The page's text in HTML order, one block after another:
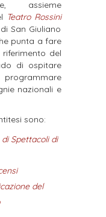
assieme
Teatro Rossini
San Giuliano
punta a fare
del
di ospitare
nazionali e
sono:
Spettacoli di
del